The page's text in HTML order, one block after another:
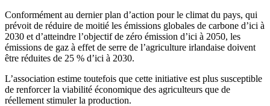
Conformément au dernier plan d’action pour le climat du pays, qui
prévoit de réduire de moitié les émissions globales de carbone d’ici à
2030 et d’atteindre l’objectif de zéro émission d’ici à 2050, les
émissions de gaz à effet de serre de l’agriculture irlandaise doivent
être réduites de 25 % d’ici à 2030.
L’association estime toutefois que cette initiative est plus susceptible
de renforcer la viabilité économique des agriculteurs que de
réellement stimuler la production.